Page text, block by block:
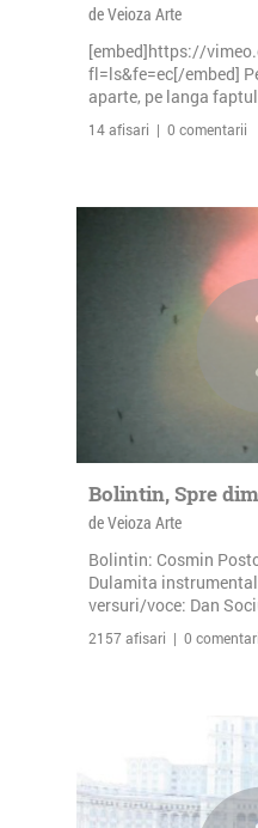
de Veioza Arte
[embed]https://
fl=ls&fe=ec[/embed]
aparte, pe langa
14 afisari | 0 comentarii
Bolintin, Spre
de Veioza Arte
Bolintin: Cosmin
Dulamita
versuri/voce: Dan
2157 afisari | 0